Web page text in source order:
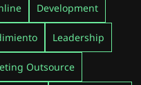
Development
Leadership
Outsource